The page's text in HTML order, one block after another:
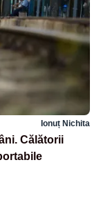
Ionuț Nichita
Călătorii